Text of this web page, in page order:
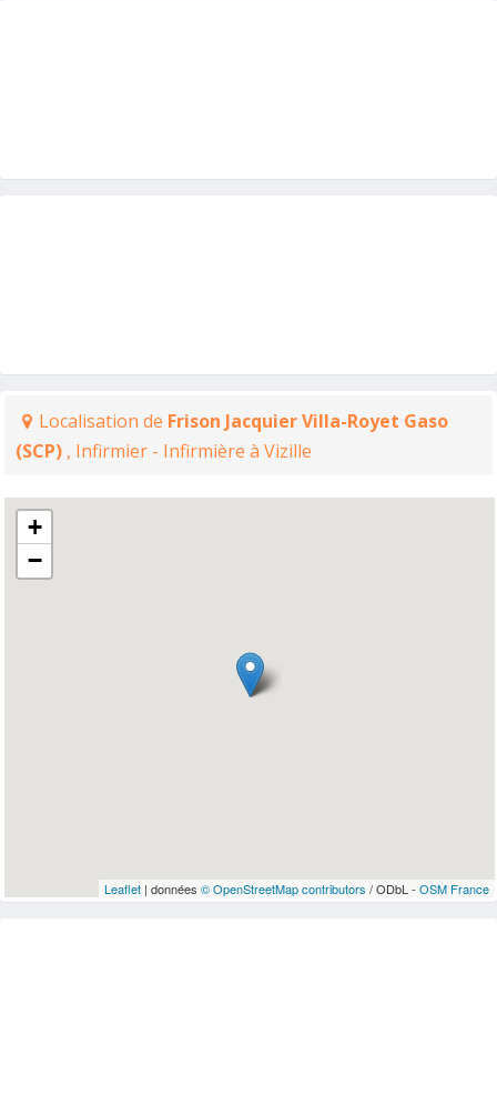
Localisation de Frison Jacquier Villa-Royet Gaso
(SCP) , Infirmier - Infirmière à Vizille
+
−
Leaflet| données © OpenStreetMap contributors / ODbL - OSM France